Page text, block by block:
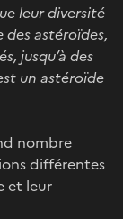
leur diversité
astéroïdes,
jusqu’à des
un astéroïde
nombre
différentes
et leur